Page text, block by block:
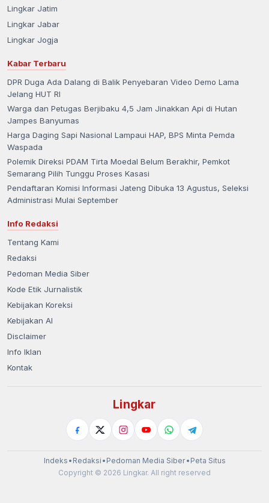
Lingkar Jatim
Lingkar Jabar
Lingkar Jogja
Kabar Terbaru
DPR Duga Ada Dalang di Balik Penyebaran Video Demo Lama
Jelang HUT RI
Warga dan Petugas Berjibaku 4,5 Jam Jinakkan Api di Hutan
Jampes Banyumas
Harga Daging Sapi Nasional Lampaui HAP, BPS Minta Pemda
Waspada
Polemik Direksi PDAM Tirta Moedal Belum Berakhir, Pemkot
Semarang Pilih Tunggu Proses Kasasi
Pendaftaran Komisi Informasi Jateng Dibuka 13 Agustus, Seleksi
Administrasi Mulai September
Info Redaksi
Tentang Kami
Redaksi
Pedoman Media Siber
Kode Etik Jurnalistik
Kebijakan Koreksi
Kebijakan AI
Disclaimer
Info Iklan
Kontak
Lingkar
Indeks • Redaksi • Pedoman Media Siber• Peta Situs
Copyright © 2026 Lingkar. All right reserved